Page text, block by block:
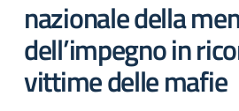
nazionale della
dell’impegno in
vittime delle mafie